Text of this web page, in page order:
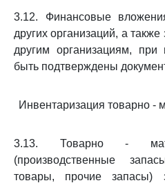
3.12. Финансовые
других организаций, а
другим организациям, при
быть подтверждены
Инвентаризация товарно -
3.13. Товарно -
(производственные
товары, прочие запасы)